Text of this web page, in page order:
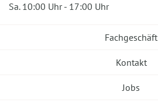
Sa. 10:00 Uhr - 17:00 Uhr
Fachgeschäft
Kontakt
Jobs